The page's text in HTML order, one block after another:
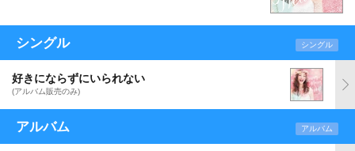
シングル シングル
好きにならずにいられない
(アルバム販売のみ)
アルバム アルバム